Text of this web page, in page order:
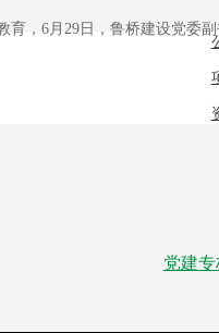
党建专
，6月29日，鲁桥建设党委
党员干部用习近平新时代中